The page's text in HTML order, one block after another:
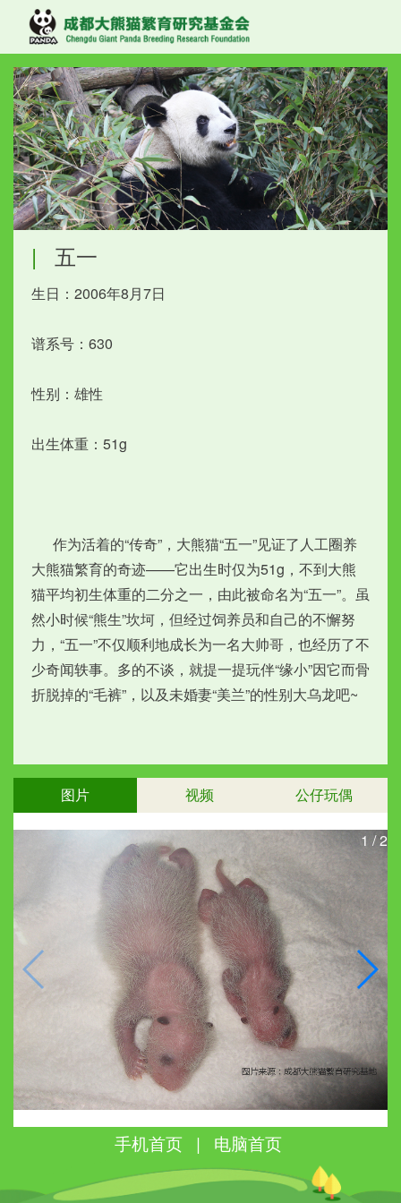
| 五一
生日：2006年8月7日
谱系号：630
性别：雄性
出生体重：51g
大熊猫繁育的奇迹——它出生时仅为51g，不到大熊
猫平均初生体重的二分之一，由此被命名为“五一”。虽
然小时候“熊生”坎坷，但经过饲养员和自己的不懈努
力，“五一”不仅顺利地成长为一名大帅哥，也经历了不
少奇闻轶事。多的不谈，就提一提玩伴“缘小”因它而骨
折脱掉的“毛裤”，以及未婚妻“美兰”的性别大乌龙吧~
图片 视频 公仔玩偶
1 /2
手机首页 | 电脑首页